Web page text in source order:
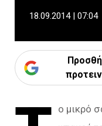
18.09.2014 | 07:04
ο μικρό